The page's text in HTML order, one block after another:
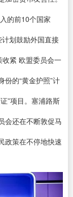
的前10个国家
划鼓励外国直接
紧 欧盟委员会一
份的“黄金护照”计
”项目。塞浦路斯
会还在不断敦促马
政策在不停地快速